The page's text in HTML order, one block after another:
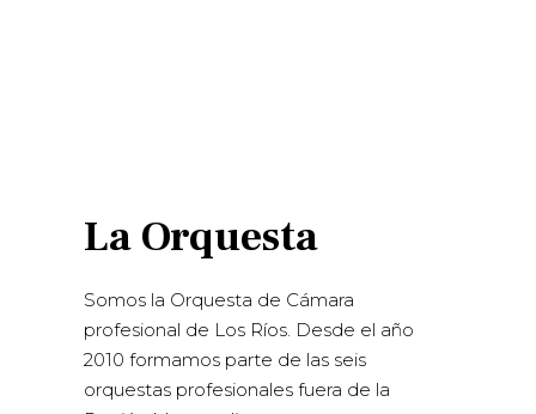
La Orquesta
Somos la Orquesta de Cámara
profesional de Los Ríos. Desde el año
2010 formamos parte de las seis
orquestas profesionales fuera de la